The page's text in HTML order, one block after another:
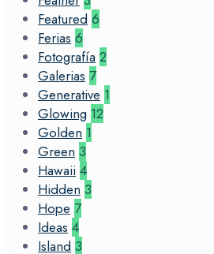
Featured 6
Ferias 6
Fotografía 2
Galerias 7
Generative 1
Glowing 12
Golden 1
Green 3
Hawaii 4
Hidden 3
Hope 7
Ideas 4
Island 3